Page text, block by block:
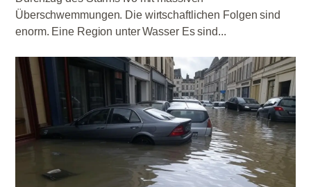
Überschwemmungen. Die wirtschaftlichen Folgen sind
enorm. Eine Region unter Wasser Es sind...